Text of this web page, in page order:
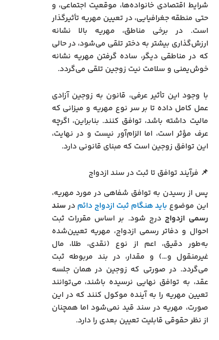
شرایط اقتصادی خانواده‌ها، موقعیت اجتماعی، و
حتی منطقه جغرافیایی، در تعیین مهریه تأثیرگذار
است. در برخی مناطق، مهریه بالا نشانه
ارزش‌گذاری بیشتر به دختر تلقی می‌شود، در حالی
که در مناطقی دیگر، ساده گرفتن مهریه نشانه
خوش‌یمنی و سلامت نیت زوجین تلقی می‌گردد.
با وجود این تأثیر عرفی، قانون به زوجین آزادی
عمل کامل داده تا بر سر نوع مهریه و میزانی که
مالیت داشته باشد، توافق کنند. بنابراین، اگرچه
عرف مؤثر است، اما الزام‌آور نیست و در نهایت،
این توافق زوجین است که مبنای قانونی دارد.
📌 فرآیند توافق تا ثبت در سند ازدواج
پس از رسیدن به توافق شفاهی در مورد مهریه،
این موضوع باید هنگام ثبت ازدواج دائم در سند
رسمی ازدواج درج شود. بر اساس مقررات ثبت
احوال و دفاتر رسمی ازدواج، مهریه تعیین‌شده
به‌طور دقیق، اعم از نوع (نقدی، طلا، مال
غیرمنقول و…) و مقدار، در بند مربوطه ثبت
می‌گردد. در صورتی که زوجین در همان جلسه
عقد، به توافق نهایی نرسیده باشند، می‌توانند
تعیین مهریه را به آینده موکول کنند که در این
صورت، مهریه در سند قید نمی‌شود اما همچنان
از نظر حقوقی قابلیت تعیین بعدی را دارد.